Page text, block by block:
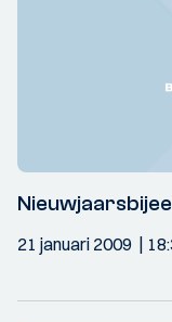
21 januari 2009